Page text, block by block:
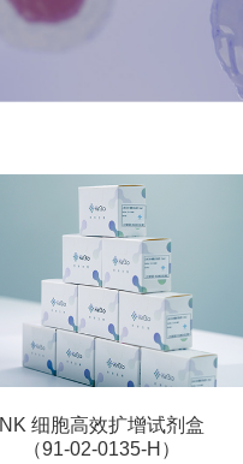
NK 细胞高效扩增试剂盒
（91-02-0135-H）